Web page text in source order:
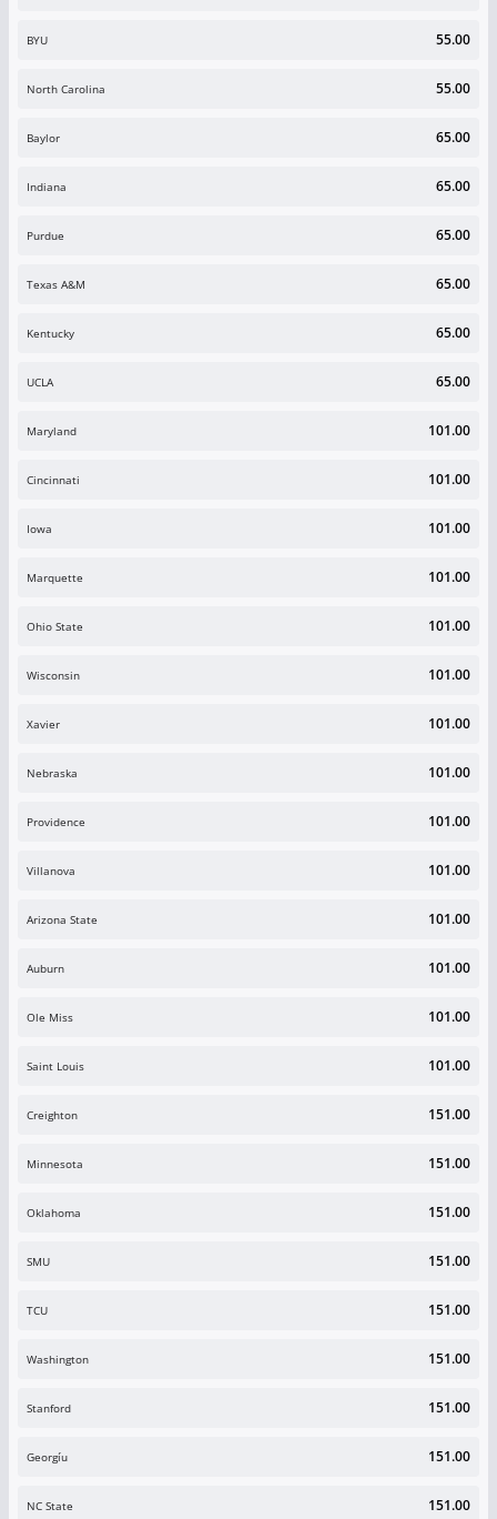
BYU 55.00
North Carolina 55.00
Baylor 65.00
Indiana 65.00
Purdue 65.00
Texas A&M 65.00
Kentucky 65.00
UCLA 65.00
Maryland 101.00
Cincinnati 101.00
Iowa 101.00
Marquette 101.00
Ohio State 101.00
Wisconsin 101.00
Xavier 101.00
Nebraska 101.00
Providence 101.00
Villanova 101.00
Arizona State 101.00
Auburn 101.00
Ole Miss 101.00
Saint Louis 101.00
Creighton 151.00
Minnesota 151.00
Oklahoma 151.00
SMU 151.00
TCU 151.00
Washington 151.00
Stanford 151.00
Georgíu 151.00
NC State 151.00